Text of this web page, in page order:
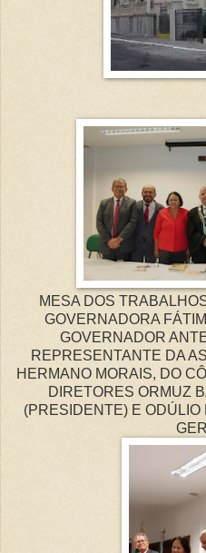
MESA DOS
GOVERNADORA
GOVERNADOR
REPRESENTANTE DA
HERMANO MORAIS, DO
DIRETORES ORMUZ
(PRESIDENTE) E